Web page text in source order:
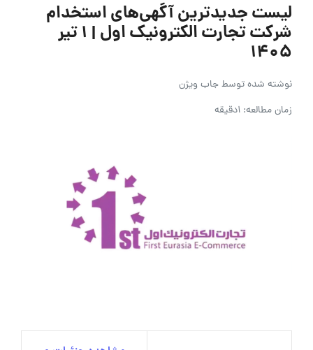
لیست جدیدترین آگهی‌های استخدام
شرکت تجارت الکترونیک اول | ۱ تیر
۱۴۰۵
نوشته شده توسطجاب ویژن
زمان مطالعه: 1دقیقه